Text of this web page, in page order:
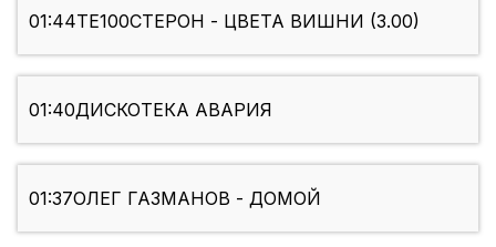
01:44ТЕ100СТЕРОН - ЦВЕТА ВИШНИ (3.00)
01:40ДИСКОТЕКА АВАРИЯ
01:37ОЛЕГ ГАЗМАНОВ - ДОМОЙ